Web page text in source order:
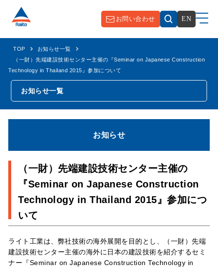
お問い合わせ EN
TOP
お知らせ一覧
（一財）先端建設技術センター主催の『Seminar on Japanese Construction
Technology in Thailand 2015』参加について
お知らせ一覧
お知らせ
（一財）先端建設技術センター主催の
『Seminar on Japanese Construction
Technology in Thailand 2015』参加につ
いて
ライト工業は、弊社技術の海外展開を目的とし、（一財）先端
建設技術センター主催の海外に日本の建設技術を紹介するセミ
ナー『Seminar on Japanese Construction Technology in